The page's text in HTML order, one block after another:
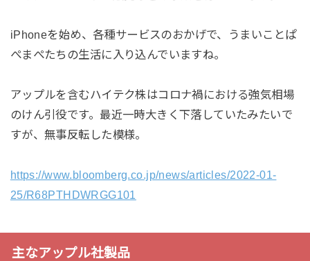
iPhoneを始め、各種サービスのおかげで、うまいことぱ
ぺまぺたちの生活に入り込んでいますね。
アップルを含むハイテク株はコロナ禍における強気相場
のけん引役です。最近一時大きく下落していたみたいで
すが、無事反転した模様。
https://www.bloomberg.co.jp/news/articles/2022-01-
25/R68PTHDWRGG101
主なアップル社製品